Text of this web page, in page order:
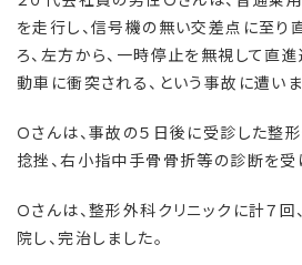
を走行し、信号機の無い交差点に至り
ろ、左方から、一時停止を無視して直
動車に衝突される、という事故に遭いま
Ｏさんは、事故の５日後に受診した整
捻挫、右小指中手骨骨折等の診断を受
Ｏさんは、整形外科クリニックに計７回
院し、完治しました。